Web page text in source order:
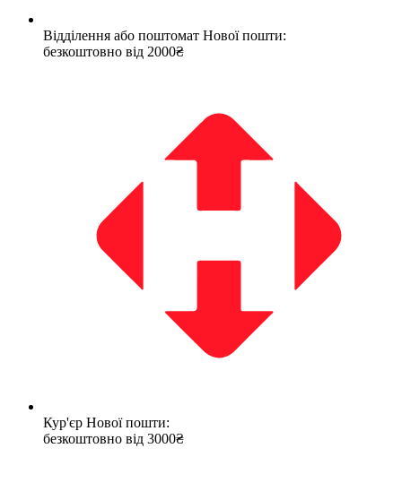
Відділення або поштомат Нової пошти:
безкоштовно від 2000₴
Кур'єр Нової пошти:
безкоштовно від 3000₴